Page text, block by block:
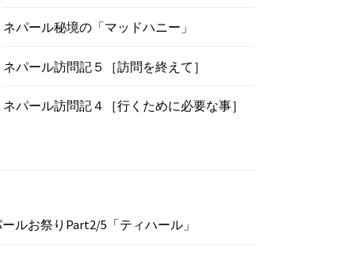
ネパール秘境の「マッドハニー」
ネパール訪問記５［訪問を終えて］
ネパール訪問記４［行くために必要な事］
ルお祭りPart2/5「ティハール」